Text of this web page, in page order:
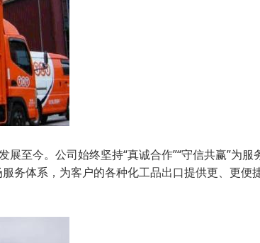
至今。公司始终坚持“真诚合作”“守信共赢”为
务体系，为客户的各种化工品出口提供更、更便